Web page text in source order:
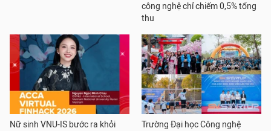
công nghệ chỉ chiếm 0,5% tổng
thu
Nữ sinh VNU-IS bước ra khỏi
Trường Đại học Công nghệ